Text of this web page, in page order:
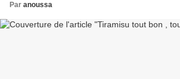
Par anoussa